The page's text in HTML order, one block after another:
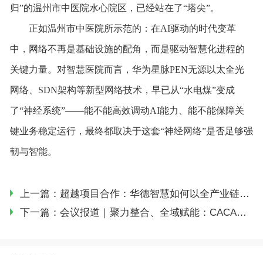
归”的温州市中医院水心院区，已经站在了“塔尖”。
正如温州市中医院所示范的：在AI驱动的时代变革
中，网络不再是基础设施的配角，而是驱动智慧化进程的
关键力量。对智慧医院而言，华为星脉PEN无源以太全光
网络、SDN架构等新型网络技术，早已从“水电煤”变成
了“神经系统”——能不能高效调动AI能力、能不能保障关
键业务稳定运行，最终都取决于这套“神经网络”是否足够强
韧与智能。
上一篇：超越项目合作：华德智慧如何以全产业链生态，共筑智慧医院未来
下一篇：会议报道｜聚力整合、全域赋能：CACA整合“药学+临床”肿瘤全程个案管理-安全护航工程在杭州盛大召开